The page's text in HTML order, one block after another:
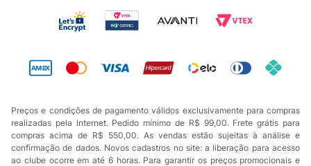
Preços e condições de pagamento válidos exclusivamente para compras
realizadas pela Internet. Pedido mínimo de R$ 99,00. Frete grátis para
compras acima de R$ 550,00. As vendas estão sujeitas à análise e
confirmação de dados. Novos cadastros no site: a liberação para acesso
ao clube ocorre em até 6 horas. Para garantir os preços promocionais e